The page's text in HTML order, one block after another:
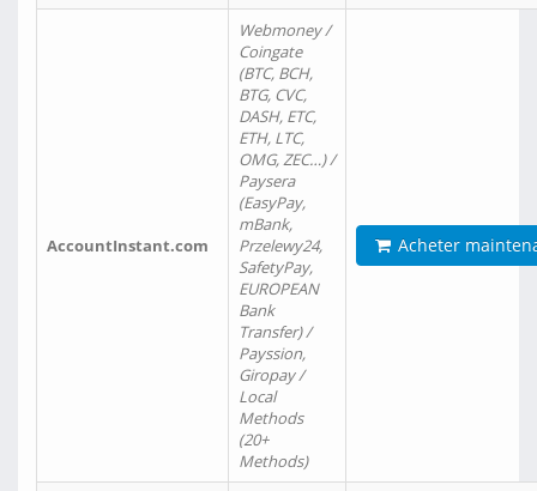
AccountInstant.com
Webmoney /
Coingate
(BTC, BCH,
BTG, CVC,
DASH, ETC,
ETH, LTC,
OMG, ZEC…) /
Paysera
(EasyPay,
mBank,
Przelewy24,
SafetyPay,
EUROPEAN
Bank
Transfer) /
Payssion,
Giropay /
Local
Methods
(20+
Methods)
Acheter